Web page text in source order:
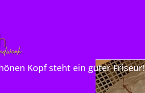
Kopf steht ein guter Friseur!